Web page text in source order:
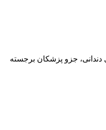
دندانی، جزو پزشکان برجسته